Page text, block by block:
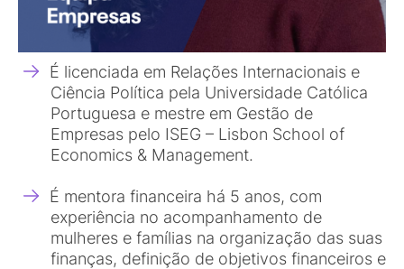
É licenciada em Relações Internacionais e
Ciência Política pela Universidade Católica
Portuguesa e mestre em Gestão de
Empresas pelo ISEG – Lisbon School of
Economics & Management.
É mentora financeira há 5 anos, com
experiência no acompanhamento de
mulheres e famílias na organização das suas
finanças, definição de objetivos financeiros e